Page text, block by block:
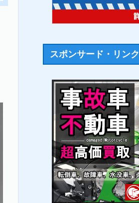
スポンサード・リンク